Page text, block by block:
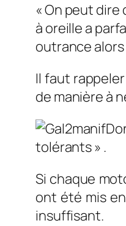
« On peut
à oreille a
outrance
Il faut
de manière à
tolérants » .
Si chaque
ont été mis
insuffisant.